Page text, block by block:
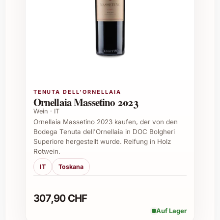
tierischen Produkte verwendet werden.
Wie sollte man den Wein servieren?
Am besten leicht gekühlt bei 8-10 °C
Für welche Jahreszeit eignet sich der Wein
besonders?
Dank seiner Frische passt er ideal zu Frühling
und Sommer, ist aber auch ein gern
gesehener Begleiter an festlicheren
Wintertischen.
Kann ich den Wein auch älter lagern?
TENUTA DELL'ORNELLAIA
Ornellaia Massetino 2023
Wein · IT
Ornellaia Massetino 2023 kaufen, der von den
Bodega Tenuta dell'Ornellaia in DOC Bolgheri
Superiore hergestellt wurde. Reifung in Holz
Rotwein.
IT Toskana
307,90 CHF
Auf Lager